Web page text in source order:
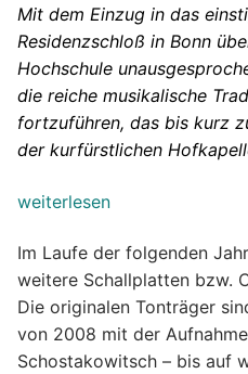
Mit dem Einzug in das
Residenzschloß in Bonn
Hochschule
die reiche musikalische
fortzuführen, das bis kurz
der kurfürstlichen
weiterlesen
Im Laufe der folgenden
weitere Schallplatten bzw.
Die originalen Tonträger
von 2008 mit der
Schostakowitsch – bis auf